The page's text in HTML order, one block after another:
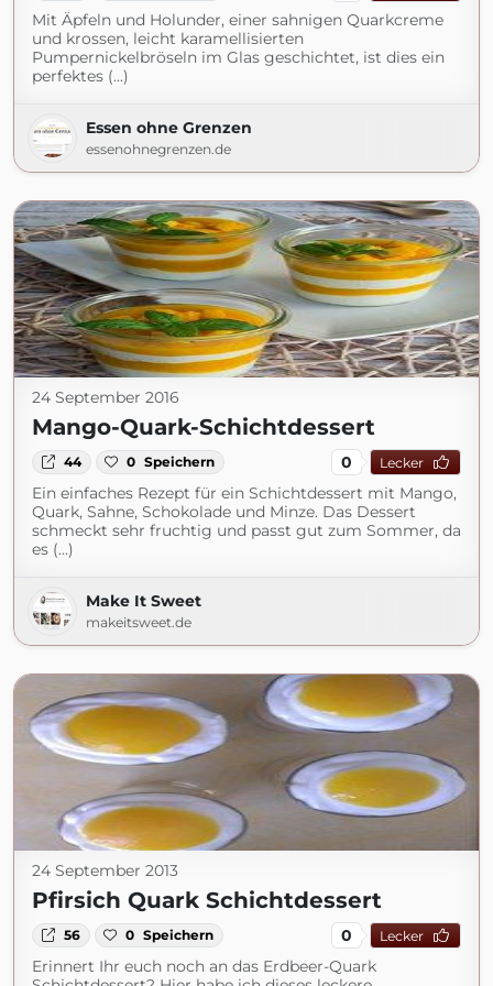
Mit Äpfeln und Holunder, einer sahnigen Quarkcreme
und krossen, leicht karamellisierten
Pumpernickelbröseln im Glas geschichtet, ist dies ein
perfektes (...)
Essen ohne Grenzen
essenohnegrenzen.de
24 September 2016
Mango-Quark-Schichtdessert
44 0 Speichern 0 Lecker
Ein einfaches Rezept für ein Schichtdessert mit Mango,
Quark, Sahne, Schokolade und Minze. Das Dessert
schmeckt sehr fruchtig und passt gut zum Sommer, da
es (...)
Make It Sweet
makeitsweet.de
24 September 2013
Pfirsich Quark Schichtdessert
56 0 Speichern 0 Lecker
Erinnert Ihr euch noch an das Erdbeer-Quark